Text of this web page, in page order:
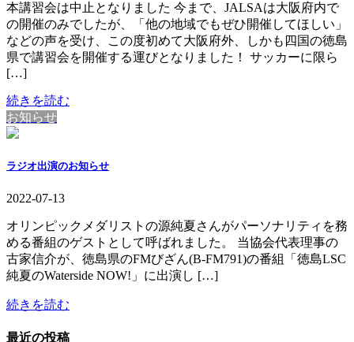
本講習会は中止となりました 今まで、JALSAは大阪府内で
の開催のみでしたが、「他の地域でもぜひ開催してほしい」
などの声を受け、この度初めて大阪府外、しかも四国の徳島
県で講習会を開催する運びとなりました！ サッカーに限ら
[…]
続きを読む
お知らせ
ラジオ出演のお知らせ
2022-07-13
オリンピックメダリストの源純夏さんがパーソナリティを務
める番組のゲストとして呼ばれました。 当協会代表理事の
古家信介が、徳島県のFMびざん(B-FM791)の番組「徳島LSC
純夏のWaterside NOW!」に出演し […]
続きを読む
最近の投稿